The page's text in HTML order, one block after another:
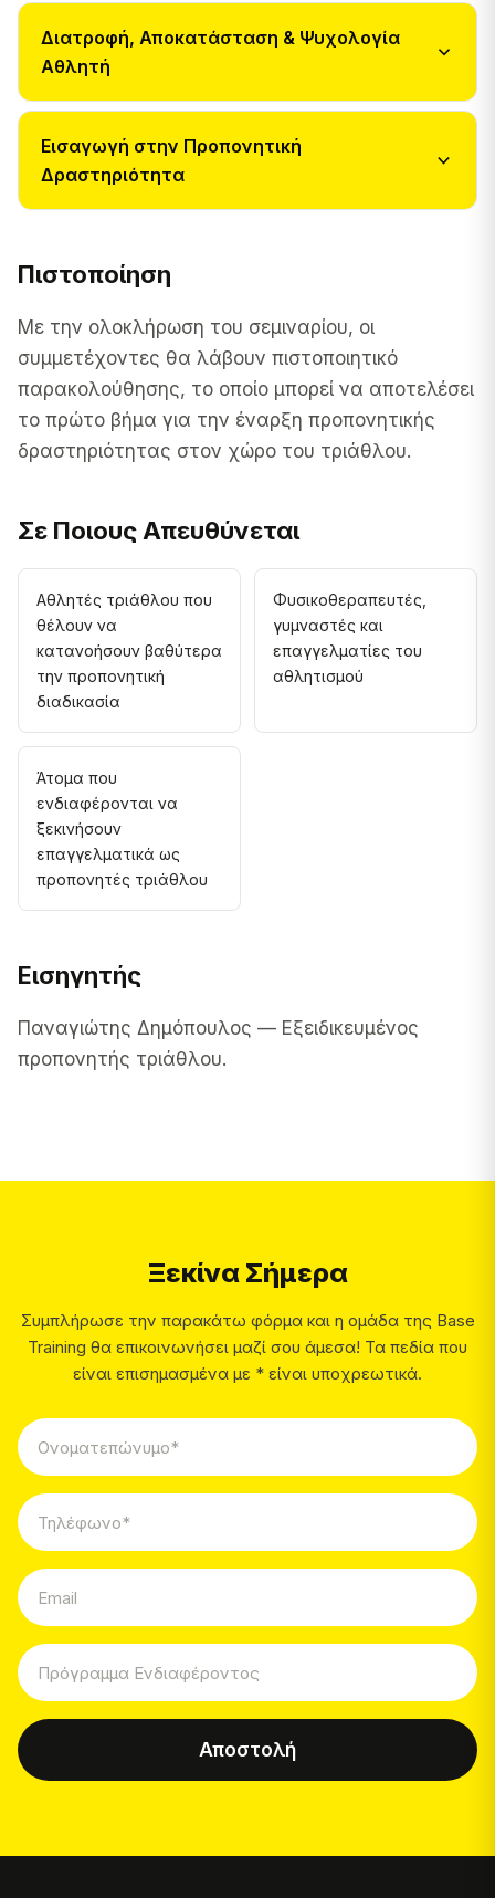
Διατροφή, Αποκατάσταση & Ψυχολογία
Αθλητή
Εισαγωγή στην Προπονητική
Δραστηριότητα
Πιστοποίηση
Με την ολοκλήρωση του σεμιναρίου, οι
συμμετέχοντες θα λάβουν πιστοποιητικό
παρακολούθησης, το οποίο μπορεί να αποτελέσει
το πρώτο βήμα για την έναρξη προπονητικής
δραστηριότητας στον χώρο του τριάθλου.
Σε Ποιους Απευθύνεται
Αθλητές τριάθλου που
θέλουν να
κατανοήσουν βαθύτερα
την προπονητική
διαδικασία
Φυσικοθεραπευτές,
γυμναστές και
επαγγελματίες του
αθλητισμού
Άτομα που
ενδιαφέρονται να
ξεκινήσουν
επαγγελματικά ως
προπονητές τριάθλου
Εισηγητής
Παναγιώτης Δημόπουλος — Εξειδικευμένος
προπονητής τριάθλου.
Ξεκίνα Σήμερα
Συμπλήρωσε την παρακάτω φόρμα και η ομάδα της Base
Training θα επικοινωνήσει μαζί σου άμεσα! Τα πεδία που
είναι επισημασμένα με * είναι υποχρεωτικά.
Αποστολή